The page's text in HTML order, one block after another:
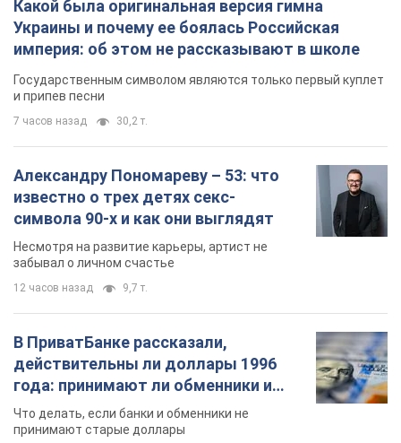
Какой была оригинальная версия гимна
Украины и почему ее боялась Российская
империя: об этом не рассказывают в школе
Государственным символом являются только первый куплет
и припев песни
7 часов назад 30,2 т.
Александру Пономареву – 53: что
известно о трех детях секс-
символа 90-х и как они выглядят
Несмотря на развитие карьеры, артист не
забывал о личном счастье
12 часов назад 9,7 т.
В ПриватБанке рассказали,
действительны ли доллары 1996
года: принимают ли обменники и
банки такие купюры
Что делать, если банки и обменники не
принимают старые доллары